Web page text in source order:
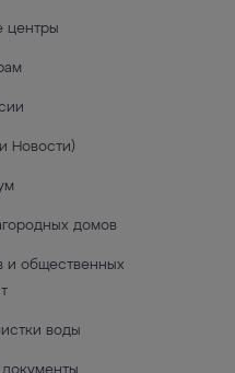
центры
Новости)
домов
и общественных
воды